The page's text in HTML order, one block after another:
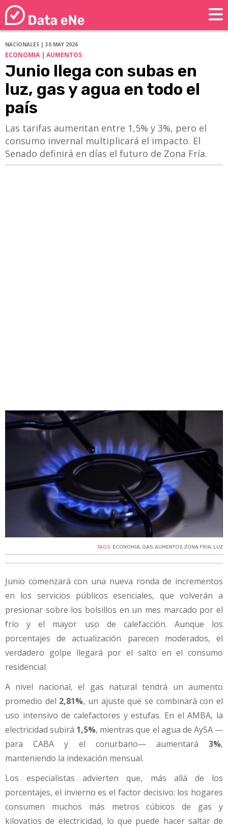
NACIONALES | 30 MAY 2026
ECONOMIA | AUMENTOS
Junio llega con subas en
luz, gas y agua en todo el
país
Las tarifas aumentan entre 1,5% y 3%, pero el
consumo invernal multiplicará el impacto. El
Senado definirá en días el futuro de Zona Fría.
TAGS: ECONOMIA, GAS,AUMENTOS,ZONA FRIA, LUZ
Junio comenzará con una nueva ronda de incrementos
en los servicios públicos esenciales, que volverán a
presionar sobre los bolsillos en un mes marcado por el
frío y el mayor uso de calefacción. Aunque los
porcentajes de actualización parecen moderados, el
verdadero golpe llegará por el salto en el consumo
residencial.
A nivel nacional, el gas natural tendrá un aumento
promedio del 2,81%, un ajuste que se combinará con el
uso intensivo de calefactores y estufas. En el AMBA, la
electricidad subirá 1,5%, mientras que el agua de AySA —
para CABA y el conurbano— aumentará 3%,
manteniendo la indexación mensual.
Los especialistas advierten que, más allá de los
porcentajes, el invierno es el factor decisivo: los hogares
consumen muchos más metros cúbicos de gas y
kilovatios de electricidad, lo que puede hacer saltar de